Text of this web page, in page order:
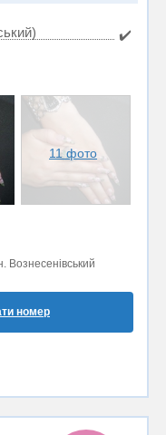
✔️
11 фото
Вознесенівський
номер